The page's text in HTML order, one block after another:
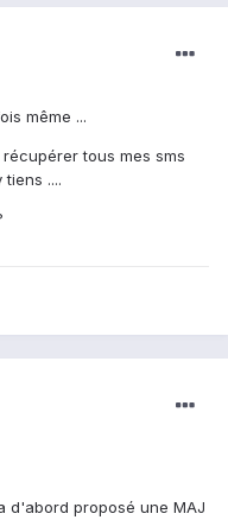
même ...
tous mes sms
....
d'abord proposé une MAJ